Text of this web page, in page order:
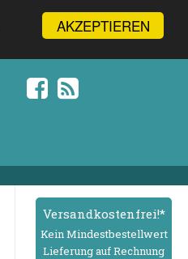
AKZEPTIEREN
Versand­kostenfrei!*
Kein Mindest­bestell­wert
Lieferung auf Rechnung